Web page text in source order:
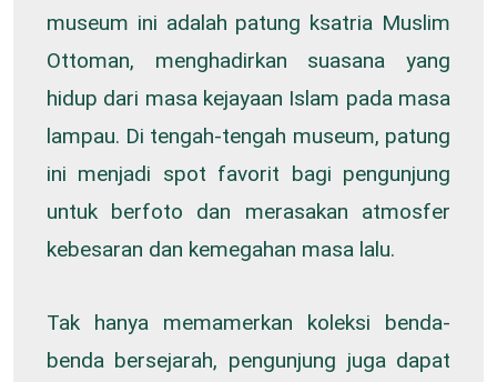
museum ini adalah patung ksatria Muslim
Ottoman, menghadirkan suasana yang
hidup dari masa kejayaan Islam pada masa
lampau. Di tengah-tengah museum, patung
ini menjadi spot favorit bagi pengunjung
untuk berfoto dan merasakan atmosfer
kebesaran dan kemegahan masa lalu.
Tak hanya memamerkan koleksi benda-
benda bersejarah, pengunjung juga dapat